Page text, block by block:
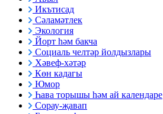
Икътисад
Сәламәтлек
Экология
Йорт һәм бакча
Социаль челтәр йолдызлары
Хәвеф-хәтәр
Көн кадагы
Юмор
Һава торышы һәм ай календаре
Сорау-җавап